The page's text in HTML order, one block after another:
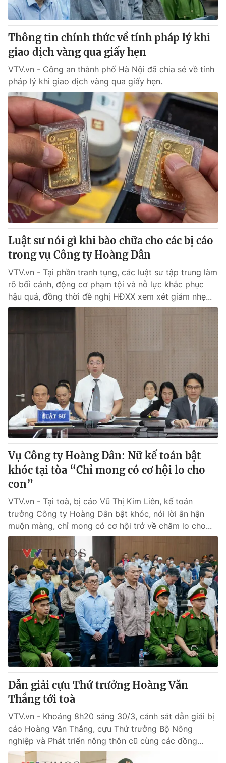
Thông tin chính thức về tính pháp lý khi
giao dịch vàng qua giấy hẹn
VTV.vn - Công an thành phố Hà Nội đã chia sẻ về tính
pháp lý khi giao dịch vàng qua giấy hẹn.
Luật sư nói gì khi bào chữa cho các bị cáo
trong vụ Công ty Hoàng Dân
VTV.vn - Tại phần tranh tụng, các luật sư tập trung làm
rõ bối cảnh, động cơ phạm tội và nỗ lực khắc phục
hậu quả, đồng thời đề nghị HĐXX xem xét giảm nhẹ...
Vụ Công ty Hoàng Dân: Nữ kế toán bật
khóc tại tòa “Chỉ mong có cơ hội lo cho
con”
VTV.vn - Tại toà, bị cáo Vũ Thị Kim Liên, kế toán
trưởng Công ty Hoàng Dân bật khóc, nói lời ân hận
muộn màng, chỉ mong có cơ hội trở về chăm lo cho...
Dẫn giải cựu Thứ trưởng Hoàng Văn
Thắng tới toà
VTV.vn - Khoảng 8h20 sáng 30/3, cảnh sát dẫn giải bị
cáo Hoàng Văn Thắng, cựu Thứ trưởng Bộ Nông
nghiệp và Phát triển nông thôn cũ cùng các đồng...